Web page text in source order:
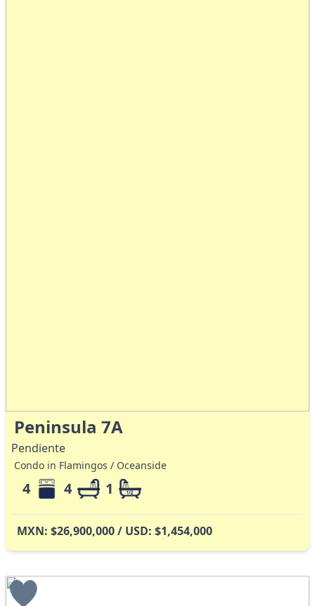
Peninsula 7A
Pendiente
Condo in Flamingos / Oceanside
4 4 1
MXN: $26,900,000 / USD: $1,454,000